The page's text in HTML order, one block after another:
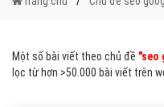
Một số bài viết theo chủ đề "seo
lọc từ hơn >50.000 bài viết trên